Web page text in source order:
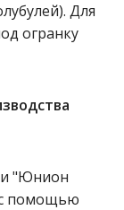
Для
огранку
"Юнион
помощью